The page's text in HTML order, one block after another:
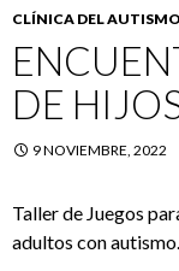
CLÍNICA DEL AUTISMO
DE
9 NOVIEMBRE, 2022
Taller de Juegos
adultos con autismo.